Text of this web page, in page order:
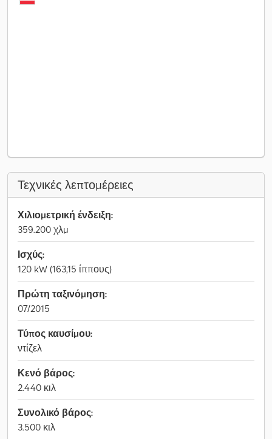
Τεχνικές λεπτομέρειες
Χιλιομετρική ένδειξη:
359.200 χλμ
Ισχύς:
120 kW (163,15 ίππους)
Πρώτη ταξινόμηση:
07/2015
Τύπος καυσίμου:
ντίζελ
Κενό βάρος:
2.440 κιλ
Συνολικό βάρος:
3.500 κιλ